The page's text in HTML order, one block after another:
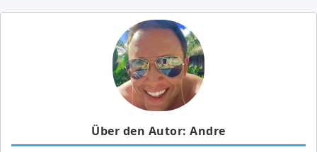
Über den Autor: Andre